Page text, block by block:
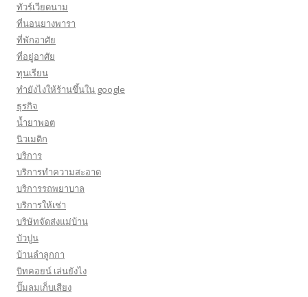
ทัวร์เวียดนาม
ที่นอนยางพารา
ที่พักอาศัย
ที่อยู่อาศัย
ทุนเรียน
ทํายังไงให้ร้านขึ้นใน google
ธุรกิจ
น้ำยาพอต
นิวเมติก
บริการ
บริการทำความสะอาด
บริการรถพยาบาล
บริการให้เช่า
บริษัทจัดส่งแม่บ้าน
บัวปูน
บ้านลำลูกกา
บิทคอยน์ เล่นยังไง
ปั๊มลมเก็บเสียง